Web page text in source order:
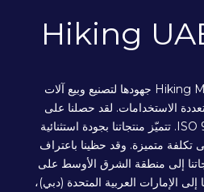
Hiking
تكرّس شركة Hiking Machinery جهودها لتصنيع وبيع آلات
الاستخدامات. لقد حصلنا على
شهادة الجودة ISO 9001:2015. تتميّز منتجاتنا بجودة استثنائية
تكلفة متميزة. وقد حظينا باعتراف
إلى منطقة الشرق الأوسط على
الإمارات العربية المتحدة (دبي)،